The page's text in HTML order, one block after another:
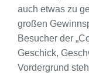
auch etwas zu
großen
Besucher der
Geschick,
Vordergrund